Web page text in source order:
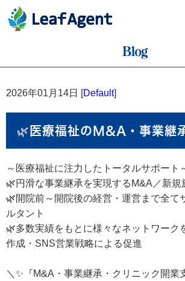
2026年01月14日 [Default]
🌿医療福祉のM&A・事業継
～医療福祉に注力したトータルサポート
🌿円滑な事業継承を実現するM&A／新規
🌿開院前～開院後の経営・運営まで全て
ルタント
🌿多数実績をもとに様々なネットワーク
作成・SNS営業戦略による促進
＼✨『M&A・事業継承・クリニック開業